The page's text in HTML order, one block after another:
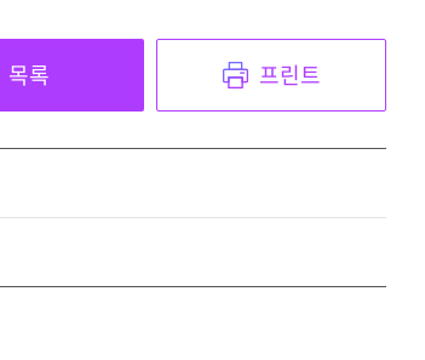
목록 프린트